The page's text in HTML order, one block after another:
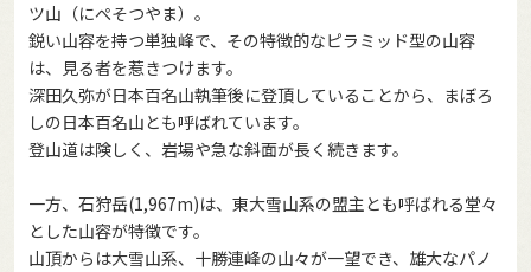
ツ山（にぺそつやま）。
鋭い山容を持つ単独峰で、その特徴的なピラミッド型の山容
は、見る者を惹きつけます。
深田久弥が日本百名山執筆後に登頂していることから、まぼろ
しの日本百名山とも呼ばれています。
登山道は険しく、岩場や急な斜面が長く続きます。
一方、石狩岳(1,967m)は、東大雪山系の盟主とも呼ばれる堂々
とした山容が特徴です。
山頂からは大雪山系、十勝連峰の山々が一望でき、雄大なパノ